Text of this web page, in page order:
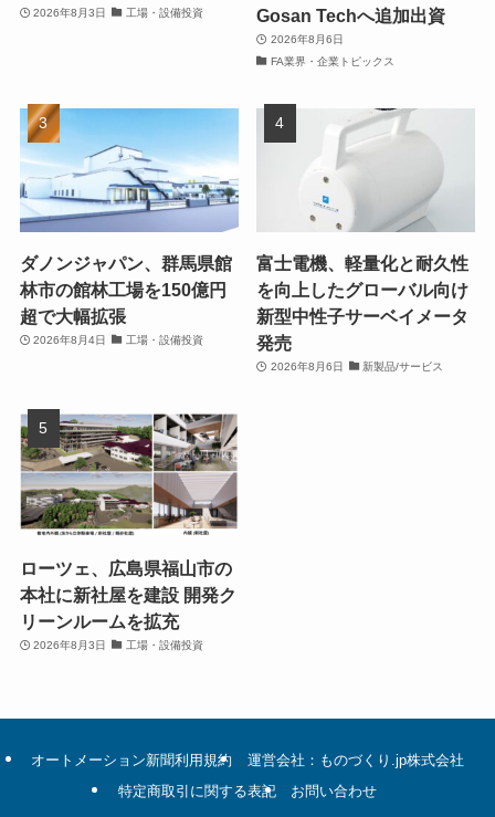
2026年8月3日 工場・設備投資
Gosan Techへ追加出資
2026年8月6日
FA業界・企業トピックス
ダノンジャパン、群馬県館
林市の館林工場を150億円
超で大幅拡張
2026年8月4日 工場・設備投資
富士電機、軽量化と耐久性
を向上したグローバル向け
新型中性子サーベイメータ
発売
2026年8月6日 新製品/サービス
ローツェ、広島県福山市の
本社に新社屋を建設 開発ク
リーンルームを拡充
2026年8月3日 工場・設備投資
オートメーション新聞利用規約
運営会社：ものづくり.jp株式会社
特定商取引に関する表記
お問い合わせ